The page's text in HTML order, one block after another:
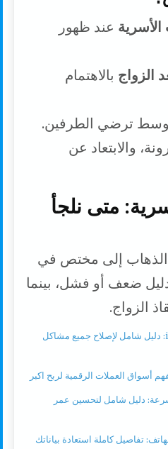
الأسرية عند ظهور
الزواج بالاهتمام
وسط ترضي الطرفين.
والابتعاد عن
متى نلجأ
الذهاب إلى مختص في
ضعف أو فشل، بينما
الزواج.
حل مشكلة تحديثات iOS: دليل شامل لإصلاح جميع مشاكل
أسواق العملات الرقمية لربح اكبر
دليل شامل لتحسين عمر
تفاصيل كاملة استعادة بياناتك